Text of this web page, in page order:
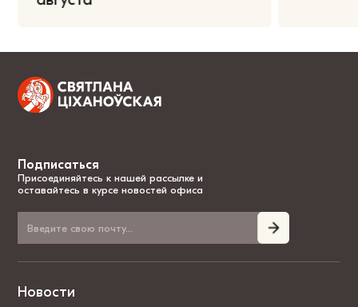
Подписаться
Присоединяйтесь к нашей рассылке и
оставайтесь в курсе новостей офиса
Новости